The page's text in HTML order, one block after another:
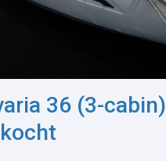
36 (3-cabin)